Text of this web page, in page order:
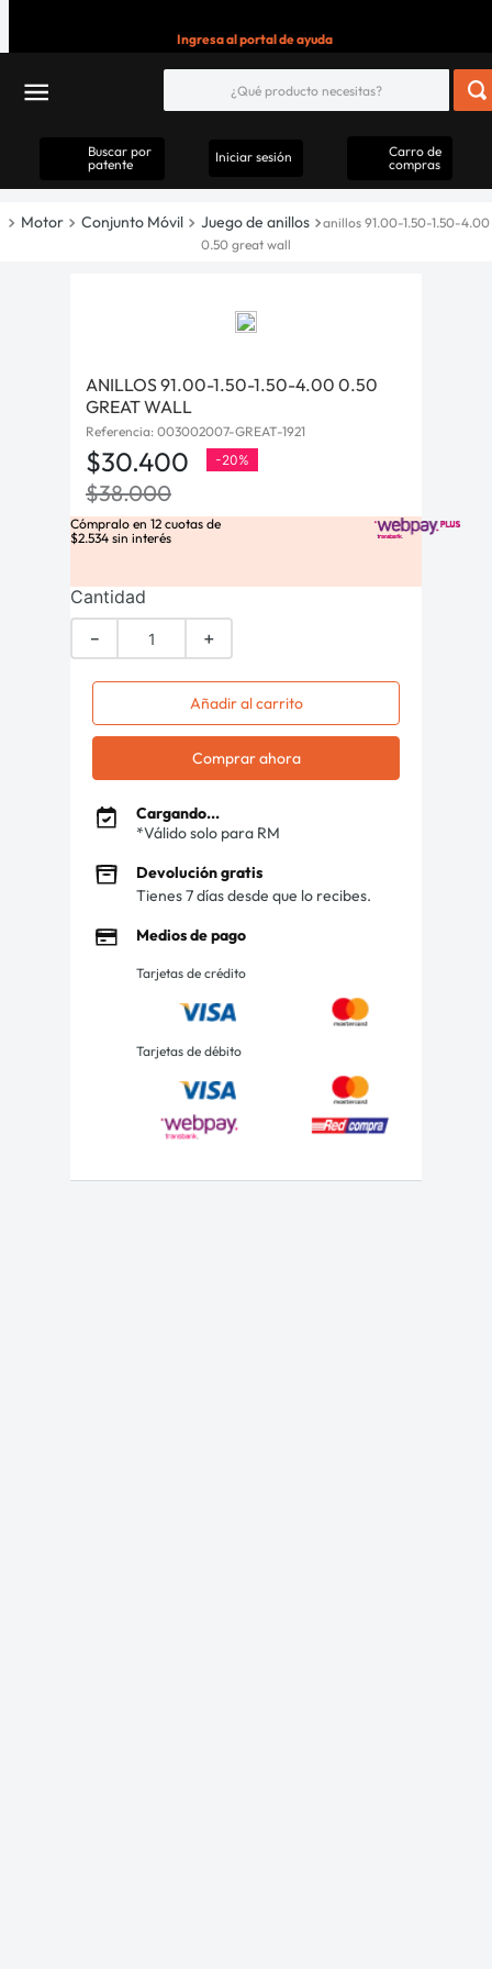
Ingresa al portal de ayuda
Buscar por
patente
Iniciar sesión
Carro de
compras
Motor Conjunto Móvil Juego de anillos
anillos 91.00-1.50-1.50-4.00
0.50 great wall
ANILLOS 91.00-1.50-1.50-4.00 0.50
GREAT WALL
Referencia: 003002007-GREAT-1921
$30.400 -20%
$38.000
Cómpralo en 12 cuotas de
$2.534 sin interés
Cantidad
＋
－
Añadir al carrito
Comprar ahora
Cargando...
*Válido solo para RM
Devolución gratis
Tienes 7 días desde que lo recibes.
Medios de pago
Tarjetas de crédito
Tarjetas de débito